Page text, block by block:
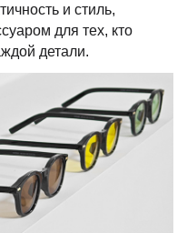
и стиль,
для тех, кто
детали.